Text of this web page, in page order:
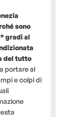
sono
gradi al
del tutto
portare al
e colpi di